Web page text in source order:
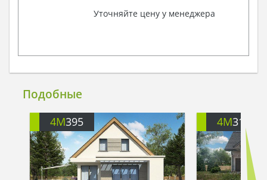
Уточняйте цену у менеджера
Подобные
4M395 4M312